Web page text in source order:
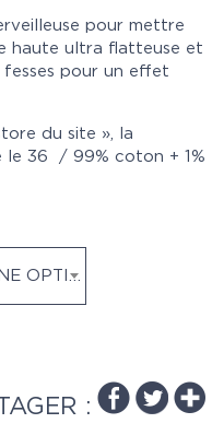
pour mettre
haute ultra flatteuse et
fesses pour un effet
du site », la
le 36 / 99% coton + 1%
CHOISIR UNE OPTION
: